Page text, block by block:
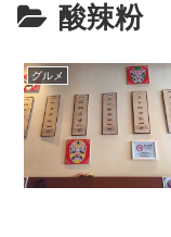
酸辣粉
グルメ